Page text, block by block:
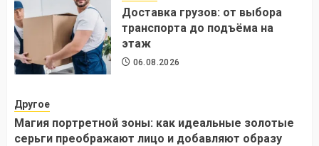
Доставка грузов: от выбора
транспорта до подъёма на
этаж
06.08.2026
Другое
Магия портретной зоны: как идеальные золотые
серьги преображают лицо и добавляют образу